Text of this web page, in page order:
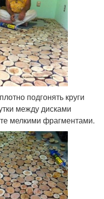
подгонять круги
между дисками
мелкими фрагментами.